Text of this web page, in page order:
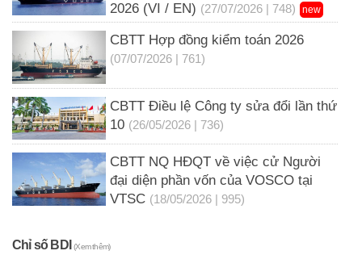
2026 (VI / EN) (27/07/2026 | 748) new
CBTT Hợp đồng kiểm toán 2026
(07/07/2026 | 761)
CBTT Điều lệ Công ty sửa đổi lần thứ
10 (26/05/2026 | 736)
CBTT NQ HĐQT về việc cử Người
đại diện phần vốn của VOSCO tại
VTSC (18/05/2026 | 995)
Chỉ số BDI(Xem thêm)